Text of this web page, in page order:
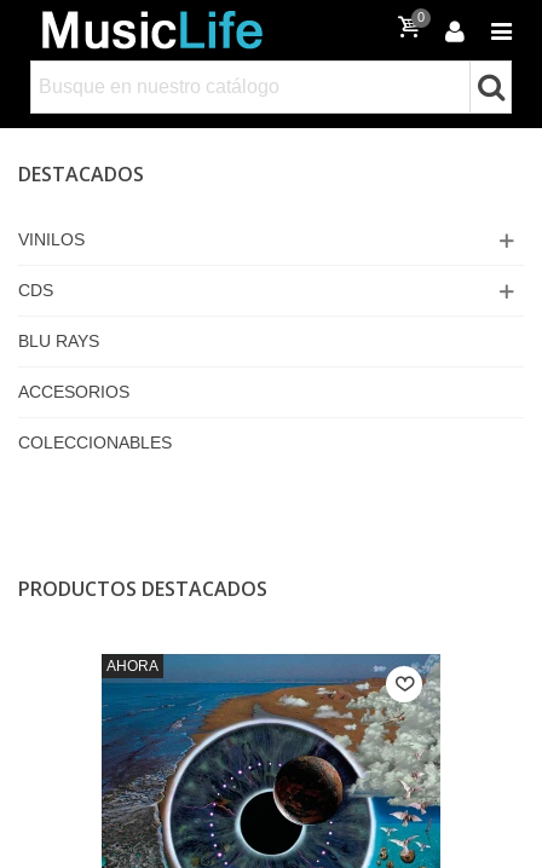
0
DESTACADOS
VINILOS
CDS
BLU RAYS
ACCESORIOS
COLECCIONABLES
PRODUCTOS DESTACADOS
AHORA